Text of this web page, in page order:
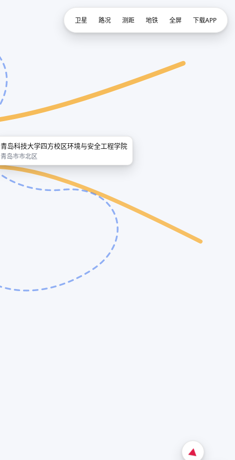
青岛科技大学四方校区环境与安全工程学院
青岛市市北区
卫星 路况 测距 地铁 全屏 下载APP